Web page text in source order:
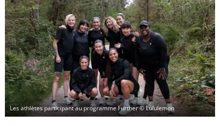
Les athlètes participant au programme Further © Lululemon